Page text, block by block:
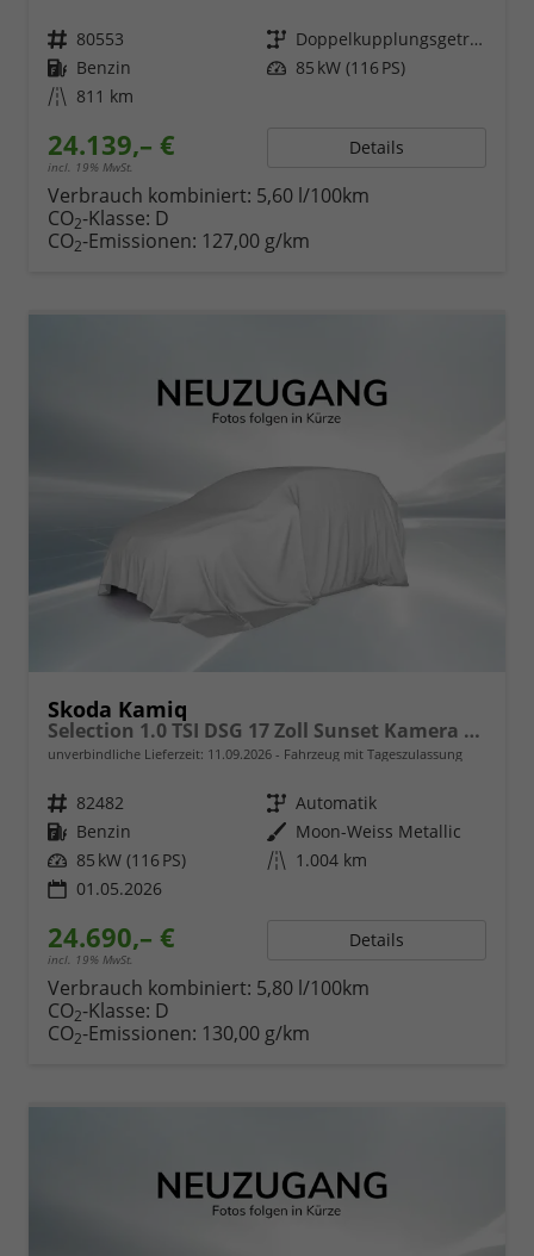
Fahrzeugnr. 80553 Getriebe
Doppelkupplungsgetriebe (DSG)
Kraftstoff Benzin Leistung 85 kW (116 PS)
Kilometerstand 811 km
24.139,– €
incl. 19% MwSt.
Details
Verbrauch kombiniert: 5,60 l/100km
CO2-Klasse: D
CO2-Emissionen: 127,00 g/km
Skoda Kamiq
Selection 1.0 TSI DSG 17 Zoll Sunset Kamera PDC v+h
unverbindliche Lieferzeit: 11.09.2026 Fahrzeug mit Tageszulassung
Fahrzeugnr. 82482 Getriebe Automatik
Kraftstoff Benzin Außenfarbe Moon-Weiss Metallic
Leistung 85 kW (116 PS) Kilometerstand 1.004 km
01.05.2026
24.690,– €
incl. 19% MwSt.
Details
Verbrauch kombiniert: 5,80 l/100km
CO2-Klasse: D
CO2-Emissionen: 130,00 g/km